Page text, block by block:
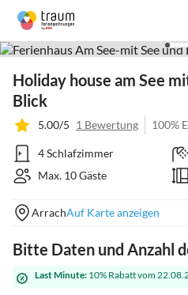
Holiday house am See
Blick
5.00/5 1 Bewertung 100%
4 Schlafzimmer
Max. 10 Gäste
ArrachAuf Karte anzeigen
Bitte Daten und Anzahl
Last Minute: 10% Rabatt vom